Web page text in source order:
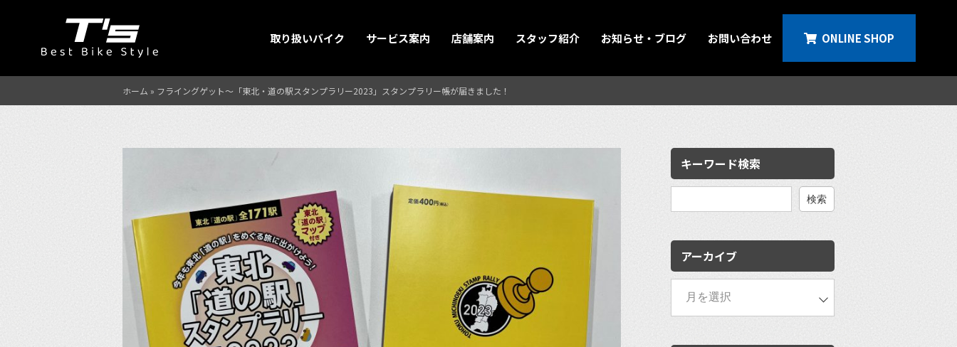
取り扱いバイク サービス案内 店舗案内 スタッフ紹介 お知らせ・ブログ お問い合わせ ONLINE SHOP
ホーム » フライングゲット〜「東北・道の駅スタンプラリー2023」スタンプラリー帳が届きました！
キーワード検索
検
アーカイブ